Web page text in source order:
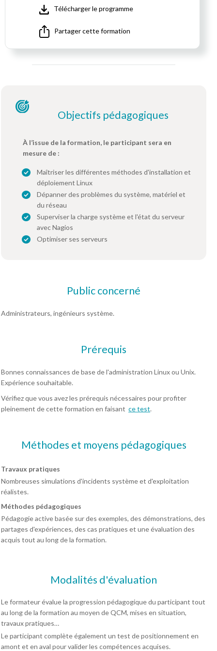
Télécharger le programme
Partager cette formation
Objectifs pédagogiques
À l’issue de la formation, le participant sera en
mesure de :
Maîtriser les différentes méthodes d'installation et
déploiement Linux
Dépanner des problèmes du système, matériel et
du réseau
Superviser la charge système et l'état du serveur
avec Nagios
Optimiser ses serveurs
Public concerné
Administrateurs, ingénieurs système.
Prérequis
Bonnes connaissances de base de l'administration Linux ou Unix.
Expérience souhaitable.
Vérifiez que vous avez les prérequis nécessaires pour profiter
pleinement de cette formation en faisant ce test.
Méthodes et moyens pédagogiques
Travaux pratiques
Nombreuses simulations d'incidents système et d'exploitation
réalistes.
Méthodes pédagogiques
Pédagogie active basée sur des exemples, des démonstrations, des
partages d'expériences, des cas pratiques et une évaluation des
acquis tout au long de la formation.
Modalités d'évaluation
Le formateur évalue la progression pédagogique du participant tout
au long de la formation au moyen de QCM, mises en situation,
travaux pratiques…
Le participant complète également un test de positionnement en
amont et en aval pour valider les compétences acquises.